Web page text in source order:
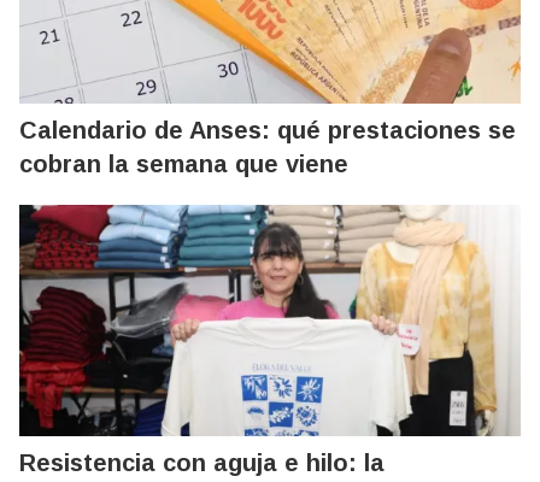
Calendario de Anses: qué prestaciones se
cobran la semana que viene
Resistencia con aguja e hilo: la